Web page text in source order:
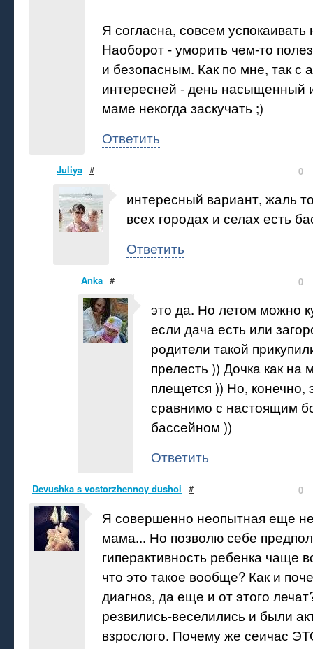
Я согласна, совсем успокаивать
Наоборот - уморить чем-то
и безопасным. Как по мне, так с
интересней - день насыщенный
маме некогда заскучать ;)
Ответить
Juliya # 0
интересный вариант, жаль
всех городах и селах есть
Ответить
Anka # 0
это да. Но летом можно
если дача есть или
родители такой
прелесть )) Дочка как на
плещется )) Но, конечно,
сравнимо с настоящим
бассейном ))
Ответить
Devushka s vostorzhennoy dushoi # 0
Я совершенно неопытная еще
мама... Но позволю себе
гиперактивность ребенка чаще
что это такое вообще? Как и
диагноз, да еще и от этого
резвились-веселились и были
взрослого. Почему же сеичас